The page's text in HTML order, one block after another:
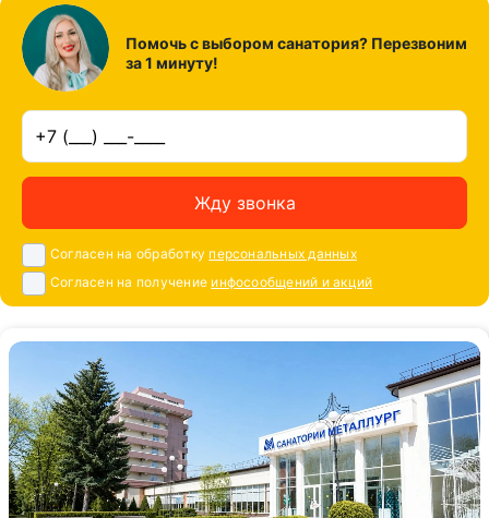
Помочь с выбором санатория? Перезвоним
за 1 минуту!
Жду звонка
Согласен на обработку персональных данных
Согласен на получение инфосообщений и акций